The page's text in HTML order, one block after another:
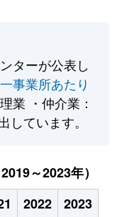
ターが公表し
事業所あたり
業 ・仲介業：
ています。
～2023年）
2022
2023